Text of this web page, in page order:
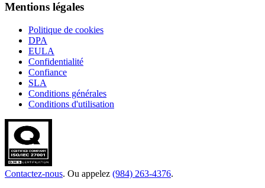
Mentions légales
Politique de cookies
DPA
EULA
Confidentialité
Confiance
SLA
Conditions générales
Conditions d'utilisation
Contactez-nous. Ou appelez (984) 263-4376.